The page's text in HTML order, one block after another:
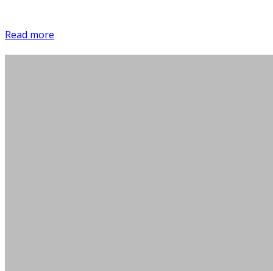
Read more